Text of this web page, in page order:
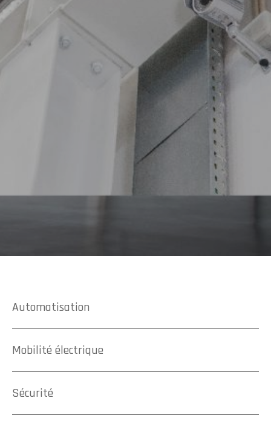
Automatisation
Mobilité électrique
Sécurité